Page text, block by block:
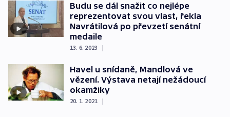
Budu se dál snažit co nejlépe
reprezentovat svou vlast, řekla
Navrátilová po převzetí senátní
medaile
13. 6. 2023 |
Havel u snídaně, Mandlová ve
vězení. Výstava netají nežádoucí
okamžiky
20. 1. 2021 |